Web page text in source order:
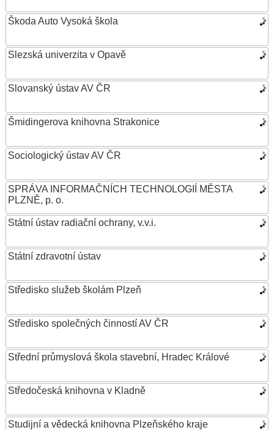
Škoda Auto Vysoká škola
Slezská univerzita v Opavě
Slovanský ústav AV ČR
Šmidingerova knihovna Strakonice
Sociologický ústav AV ČR
SPRÁVA INFORMAČNÍCH TECHNOLOGIÍ MĚSTA
PLZNĚ, p. o.
Státní ústav radiační ochrany, v.v.i.
Státní zdravotní ústav
Středisko služeb školám Plzeň
Středisko společných činností AV ČR
Střední průmyslová škola stavební, Hradec Králové
Středočeská knihovna v Kladně
Studijní a vědecká knihovna Plzeňského kraje